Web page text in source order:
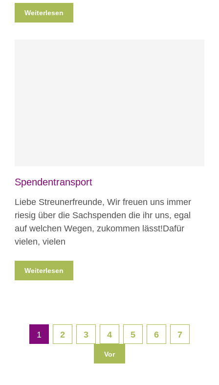
Weiterlesen
Spendentransport
Liebe Streunerfreunde, Wir freuen uns immer
riesig über die Sachspenden die ihr uns, egal
auf welchen Wegen, zukommen lässt!Dafür
vielen, vielen
Weiterlesen
1 2 3 4 5 6 7
Vor